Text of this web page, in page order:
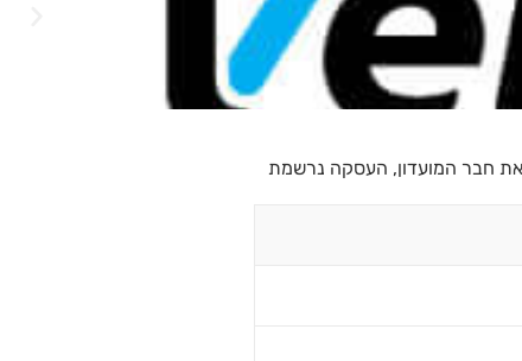
חבר המועדון, העסקה נרשמת